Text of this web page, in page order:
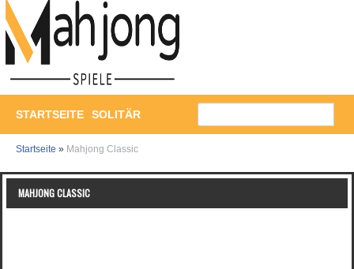
STARTSEITE SOLITÄR
Startseite » Mahjong Classic
MAHJONG CLASSIC